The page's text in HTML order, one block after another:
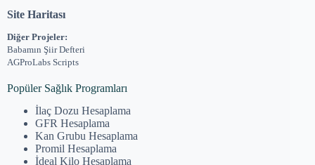
Site Haritası
Diğer Projeler:
Babamın Şiir Defteri
AGProLabs Scripts
Popüler Sağlık Programları
İlaç Dozu Hesaplama
GFR Hesaplama
Kan Grubu Hesaplama
Promil Hesaplama
İdeal Kilo Hesaplama